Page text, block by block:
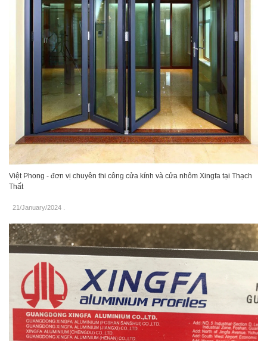
Việt Phong - đơn vị chuyên thi công cửa kính và cửa nhôm Xingfa tại Thạch
Thất
21/January/2024